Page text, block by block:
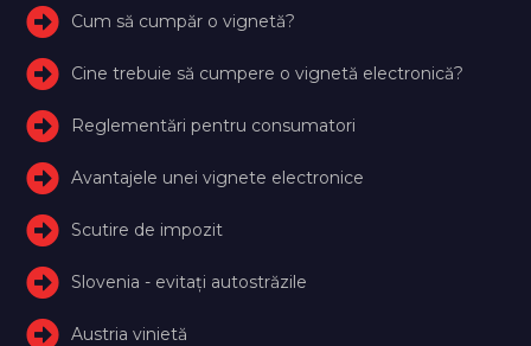
Cum să cumpăr o vignetă?
Cine trebuie să cumpere o vignetă electronică?
Reglementări pentru consumatori
Avantajele unei vignete electronice
Scutire de impozit
Slovenia - evitați autostrăzile
Austria vinietă